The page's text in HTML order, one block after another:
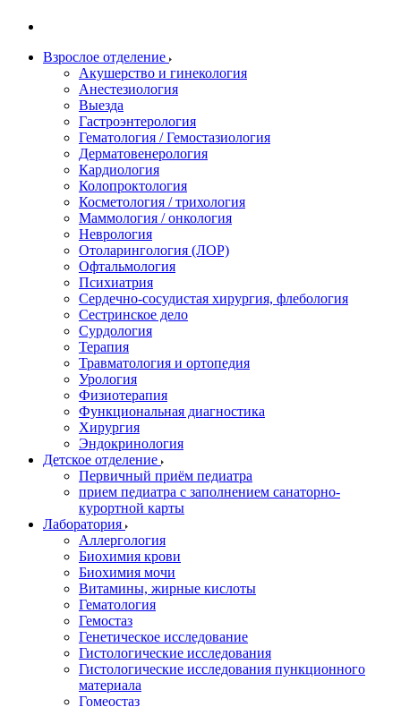
Взрослое отделение
Акушерство и гинекология
Анестезиология
Выезда
Гастроэнтерология
Гематология / Гемостазиология
Дерматовенерология
Кардиология
Колопроктология
Косметология / трихология
Маммология / онкология
Неврология
Отоларингология (ЛОР)
Офтальмология
Психиатрия
Сердечно-сосудистая хирургия, флебология
Сестринское дело
Сурдология
Терапия
Травматология и ортопедия
Урология
Физиотерапия
Функциональная диагностика
Хирургия
Эндокринология
Детское отделение
Первичный приём педиатра
прием педиатра с заполнением санаторно-
курортной карты
Лаборатория
Аллергология
Биохимия крови
Биохимия мочи
Витамины, жирные кислоты
Гематология
Гемостаз
Генетическое исследование
Гистологические исследования
Гистологические исследования пункционного
материала
Гомеостаз